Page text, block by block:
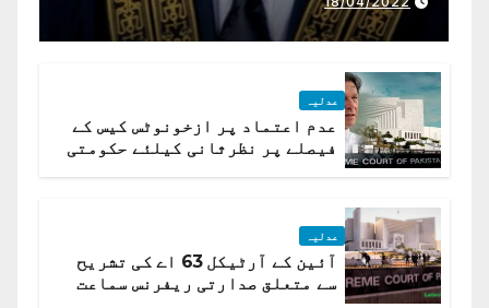
جسٹس پاکستان
عدلیہ
عدم اعتماد پر ازخونوٹس کیس کے
فیصلے پر نظرثانی کیلئے حکومتی
عدلیہ
آئین کے آرٹیکل 63 اے کی تشریح
سے متعلق صدارتی ریفرنس سماعت